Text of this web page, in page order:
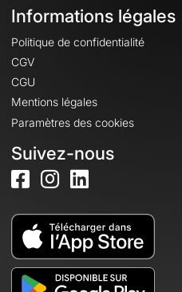
Informations légales
Politique de confidentialité
CGV
CGU
Mentions légales
Paramètres des cookies
Suivez-nous